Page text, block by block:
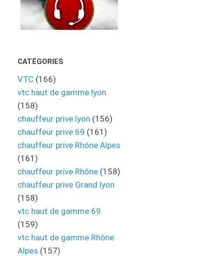
CATÉGORIES
VTC (166)
vtc haut de gamme lyon
(158)
chauffeur prive lyon (156)
chauffeur prive 69 (161)
chauffeur prive Rhône Alpes
(161)
chauffeur prive Rhône (158)
chauffeur prive Grand lyon
(158)
vtc haut de gamme 69
(159)
vtc haut de gamme Rhône
Alpes (157)